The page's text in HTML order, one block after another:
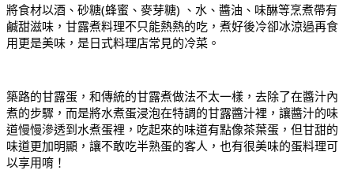
將食材以酒、砂糖(蜂蜜、麥芽糖) 、水、醬油、味醂等烹煮帶有
鹹甜滋味，甘露煮料理不只能熱熱的吃，煮好後冷卻冰涼過再食
用更是美味，是日式料理店常見的冷菜。
築路的甘露蛋，和傳統的甘露煮做法不太一樣，去除了在醬汁內
煮的步驟，而是將水煮蛋浸泡在特調的甘露醬汁裡，讓醬汁的味
道慢慢滲透到水煮蛋裡，吃起來的味道有點像茶葉蛋，但甘甜的
味道更加明顯，讓不敢吃半熟蛋的客人，也有很美味的蛋料理可
以享用唷！